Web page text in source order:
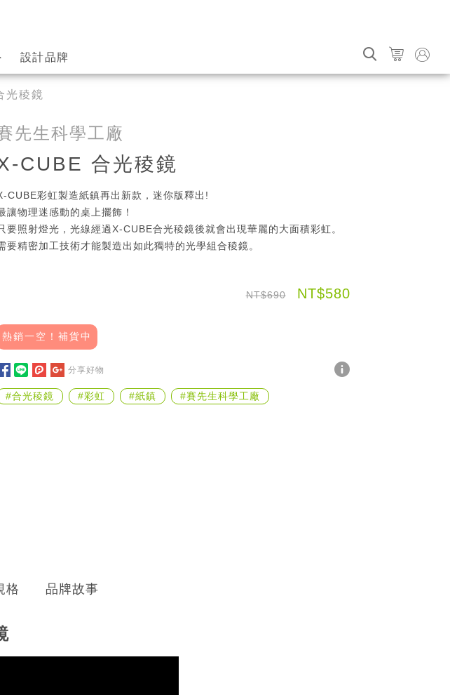
設計品牌
光稜鏡
先生科學工廠
CUBE 合光稜鏡
CUBE彩虹製造紙鎮再出新款，迷你版釋出!
讓物理迷感動的桌上擺飾！
要照射燈光，光線經過X-CUBE合光稜鏡後就會出現華麗的大面積彩虹。
要精密加工技術才能製造出如此獨特的光學組合稜鏡。
NT$690 NT$580
熱銷一空！補貨中
分享好物
#合光稜鏡 #彩虹 #紙鎮 #賽先生科學工廠
格 品牌故事